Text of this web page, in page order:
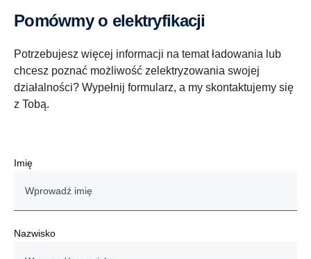
Pomówmy o elektryfikacji
Potrzebujesz więcej informacji na temat ładowania lub
chcesz poznać możliwość zelektryzowania swojej
działalności? Wypełnij formularz, a my skontaktujemy się
z Tobą.
Imię
Nazwisko